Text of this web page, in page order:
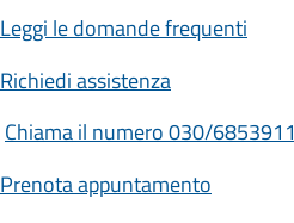
Leggi le domande frequenti
Richiedi assistenza
Chiama il numero 030/6853911
Prenota appuntamento